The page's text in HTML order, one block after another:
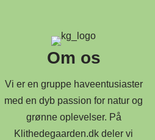
Om os
Vi er en gruppe haveentusiaster
med en dyb passion for natur og
grønne oplevelser. På
Klithedegaarden.dk deler vi